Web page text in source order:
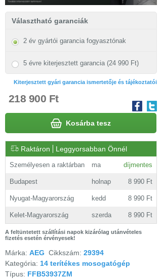
Választható garanciák
2 év gyártói garancia fogyasztónak
5 évre kiterjesztett garancia (24 990 Ft)
Kiterjesztett gyári garancia ismertetője és tájékoztatói
218 900 Ft
Kosárba tesz
Raktáron Leggyorsabban Önnél
Személyesen a raktárban ma díjmentes
Budapest holnap 8 990 Ft
Nyugat-Magyarország kedd 8 990 Ft
Kelet-Magyarország szerda 8 990 Ft
A feltüntetett szállítási napok kizárólag utánvételes
fizetés esetén érvényesek!
Márka: AEG Cikkszám: 29394
Kategória: 14 terítékes mosogatógép
Típus: FFB53937ZM